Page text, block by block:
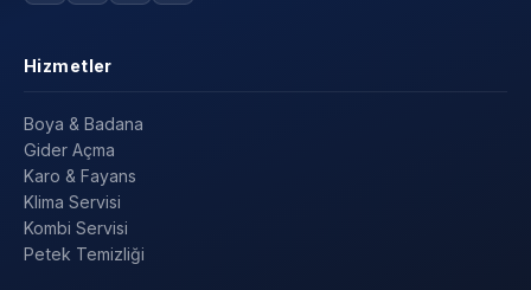
Hizmetler
Boya & Badana
Gider Açma
Karo & Fayans
Klima Servisi
Kombi Servisi
Petek Temizliği